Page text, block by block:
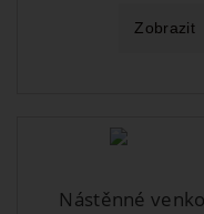
Zobrazit
Nástěnné